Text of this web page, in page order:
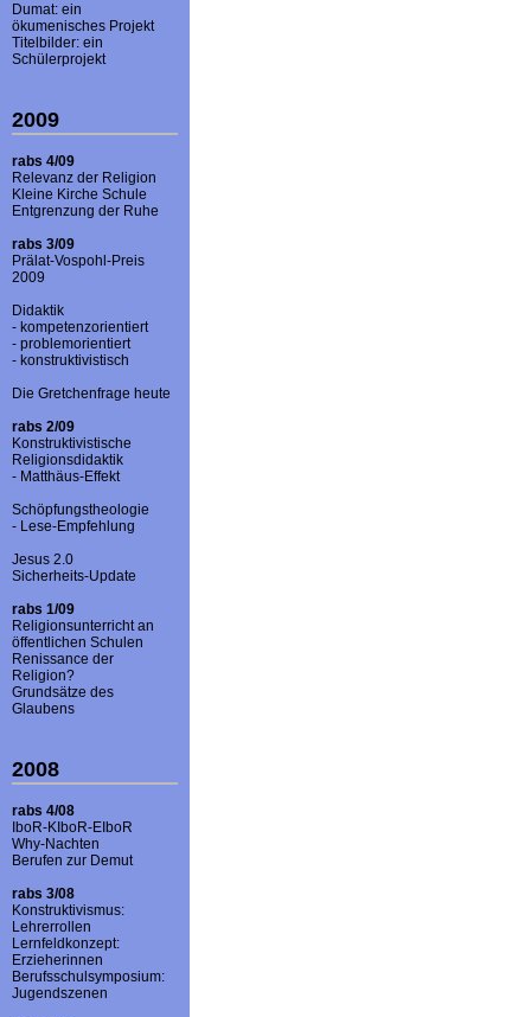
Dumat: ein
ökumenisches Projekt
Titelbilder: ein
Schülerprojekt
2009
rabs 4/09
Relevanz der Religion
Kleine Kirche Schule
Entgrenzung der Ruhe
rabs 3/09
Prälat-Vospohl-Preis
2009
Didaktik
- kompetenzorientiert
- problemorientiert
- konstruktivistisch
Die Gretchenfrage heute
rabs 2/09
Konstruktivistische
Religionsdidaktik
- Matthäus-Effekt
Schöpfungstheologie
- Lese-Empfehlung
Jesus 2.0
Sicherheits-Update
rabs 1/09
Religionsunterricht an
öffentlichen Schulen
Renissance der
Religion?
Grundsätze des
Glaubens
2008
rabs 4/08
IboR-KIboR-EIboR
Why-Nachten
Berufen zur Demut
rabs 3/08
Konstruktivismus:
Lehrerrollen
Lernfeldkonzept:
Erzieherinnen
Berufsschulsymposium:
Jugendszenen